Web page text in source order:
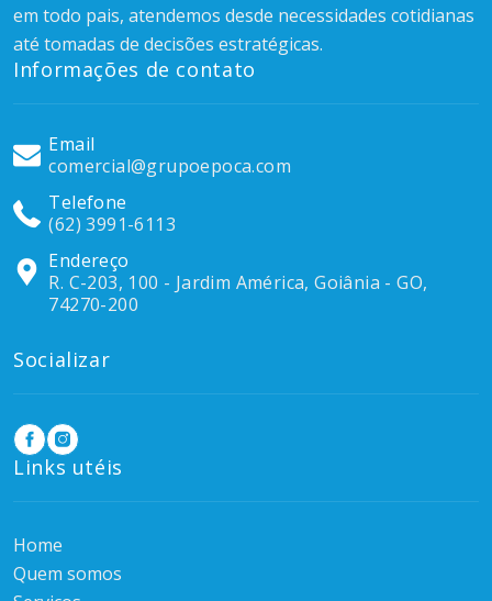
em todo pais, atendemos desde necessidades cotidianas
até tomadas de decisões estratégicas.
Informações de contato
Email
comercial@grupoepoca.com
Telefone
(62) 3991-6113
Endereço
R. C-203, 100 - Jardim América, Goiânia - GO,
74270-200
Socializar
Links utéis
Home
Quem somos